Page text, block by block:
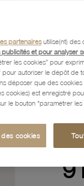
partenairesutilise(nt) des
et pour analyser
les cookies” pour
autoriser le dépôt de
déposer que des
cookies) est enregistré
le bouton "paramétrer
cookies